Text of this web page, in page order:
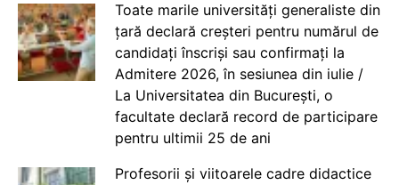
Toate marile universități generaliste din
țară declară creșteri pentru numărul de
candidați înscriși sau confirmați la
Admitere 2026, în sesiunea din iulie /
La Universitatea din București, o
facultate declară record de participare
pentru ultimii 25 de ani
Profesorii și viitoarele cadre didactice